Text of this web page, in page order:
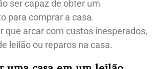
ser capaz de obter um
para comprar a casa.
que arcar com custos inesperados,
leilão ou reparos na casa.